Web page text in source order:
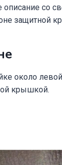
описание со
защитной
около
крышкой.